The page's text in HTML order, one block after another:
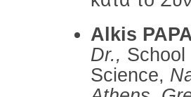
Alkis
Dr.,
Science,